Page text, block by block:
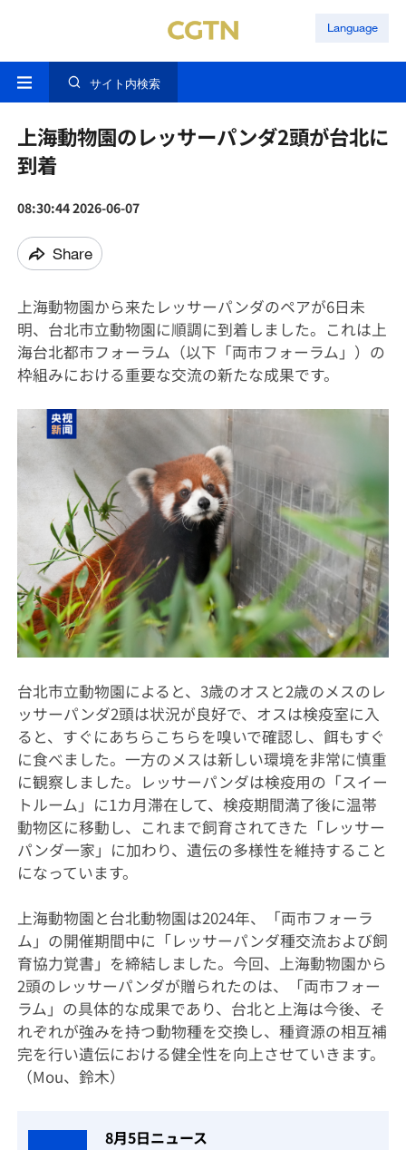
Language
サイト内検索
上海動物園のレッサーパンダ2頭が台北に
到着
08:30:44 2026-06-07
Share
上海動物園から来たレッサーパンダのペアが6日未
明、台北市立動物園に順調に到着しました。これは上
海台北都市フォーラム（以下「両市フォーラム」）の
枠組みにおける重要な交流の新たな成果です。
台北市立動物園によると、3歳のオスと2歳のメスのレ
ッサーパンダ2頭は状況が良好で、オスは検疫室に入
ると、すぐにあちらこちらを嗅いで確認し、餌もすぐ
に食べました。一方のメスは新しい環境を非常に慎重
に観察しました。レッサーパンダは検疫用の「スイー
トルーム」に1カ月滞在して、検疫期間満了後に温帯
動物区に移動し、これまで飼育されてきた「レッサー
パンダ一家」に加わり、遺伝の多様性を維持すること
になっています。
上海動物園と台北動物園は2024年、「両市フォーラ
ム」の開催期間中に「レッサーパンダ種交流および飼
育協力覚書」を締結しました。今回、上海動物園から
2頭のレッサーパンダが贈られたのは、「両市フォー
ラム」の具体的な成果であり、台北と上海は今後、そ
れぞれが強みを持つ動物種を交換し、種資源の相互補
完を行い遺伝における健全性を向上させていきます。
（Mou、鈴木）
8月5日ニュース